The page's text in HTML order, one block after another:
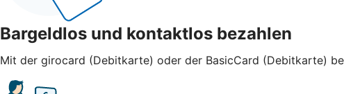
Bargeldlos und kontaktlos bezahlen
Mit der girocard (Debitkarte) oder der BasicCard (Debitkarte)